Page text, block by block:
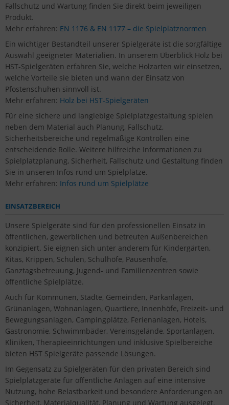
Fallschutz und Wartung finden Sie direkt beim jeweiligen
Produkt.
Mehr erfahren: EN 1176 & EN 1177 – die Spielplatznormen
Ein wichtiger Bestandteil unserer Spielgeräte ist die sorgfältige
Auswahl geeigneter Materialien. In unserem Überblick Holz bei
HST-Spielgeräten erfahren Sie, welche Holzarten wir einsetzen,
welche Vorteile sie bieten und wann der Einsatz von
Pfostenschuhen sinnvoll ist.
Mehr erfahren: Holz bei HST-Spielgeräten
Für eine sichere und langlebige Spielplatzgestaltung spielen
neben dem Material auch Planung, Fallschutz,
Sicherheitsbereiche und regelmäßige Kontrollen eine
entscheidende Rolle. Weitere hilfreiche Informationen zu
Spielplatzplanung, Sicherheit, Fallschutz und Gestaltung finden
Sie in unseren Infos rund um Spielplätze.
Mehr erfahren: Infos rund um Spielplätze
EINSATZBEREICH
Unsere Spielgeräte sind für den professionellen Einsatz in
öffentlichen, gewerblichen und betreuten Außenbereichen
konzipiert. Sie eignen sich unter anderem für Kindergärten,
Kitas, Krippen, Schulen, Schulhöfe, Pausenhöfe,
Ganztagsbetreuung, Jugend- und Familienzentren sowie
öffentliche Spielplätze.
Auch für Kommunen, Städte, Gemeinden, Parkanlagen,
Grünanlagen, Wohnanlagen, Quartiere, Innenhöfe, Freizeit- und
Bewegungsanlagen, Campingplätze, Ferienanlagen, Hotels,
Gastronomie, Schwimmbäder, Vereinsgelände, Sportanlagen,
Kliniken, Therapieeinrichtungen und inklusive Spielbereiche
bieten HST Spielgeräte passende Lösungen.
Im Gegensatz zu Spielgeräten für den privaten Bereich sind
Spielplatzgeräte für öffentliche Anlagen auf eine intensive
Nutzung, hohe Belastbarkeit und besondere Anforderungen an
Sicherheit, Materialqualität, Planung und Wartung ausgelegt.